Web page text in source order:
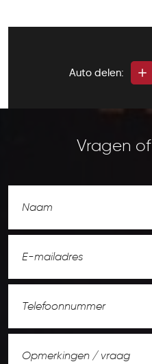
Auto delen:
Vragen of